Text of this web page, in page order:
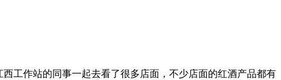
作站的同事一起去看了很多店面，不少店面的红酒产品都有